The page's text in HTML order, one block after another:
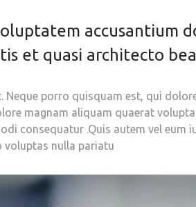
accusantium
et quasi architecto
porro quisquam est, qui
magnam aliquam quaerat
consequatur .Quis autem vel eum
voluptas nulla pariatu